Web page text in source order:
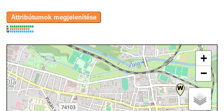
K
R
W
+
−